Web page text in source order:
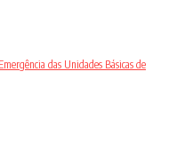
das Unidades Básicas de